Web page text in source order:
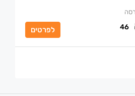
46 לפרטים